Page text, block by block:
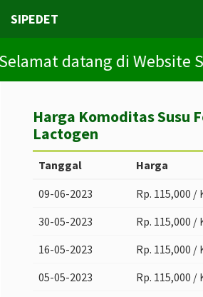
SIPEDET
datang di Website
Harga Komoditas Susu
Lactogen
Tanggal
Harga
09-06-2023
Rp. 115,000 /
30-05-2023
Rp. 115,000 /
16-05-2023
Rp. 115,000 /
05-05-2023
Rp. 115,000 /